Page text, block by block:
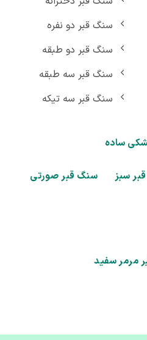
سنگ قبر دو نفره
سنگ قبر دو طبقه
سنگ قبر سه طبقه
سنگ قبر سه تیکه
ساده
سبز سنگ قبر صورتی
سفید